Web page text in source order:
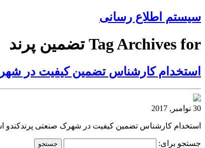
سیستم اطلاع رسانی
Tag Archives for تضمین پرند
استخدام کارشناس تضمین کیفیت در
30 نوامبر, 2017
استخدام کارشناس تضمین کیفیت در شهرک صنعتی
جستجو برای: